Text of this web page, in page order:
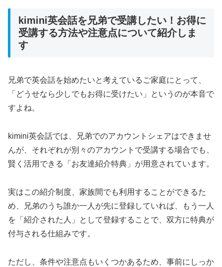
kimini英会話を兄弟で受講したい！お得に
受講する方法や注意点について紹介しま
す
兄弟で英会話を始めたいと考えているご家庭にとって、
「どうせなら少しでもお得に受けたい」というのが本音で
すよね。
kimini英会話では、兄弟でのアカウントシェアはできませ
んが、それぞれが別々のアカウントで受講する場合でも、
賢く活用できる「お友達紹介特典」が用意されています。
実はこの紹介制度、家族間でも利用することができるた
め、兄弟のうち誰か一人が先に登録していれば、もう一人
を「紹介された人」として登録することで、双方に特典が
付与される仕組みです。
ただし、条件や注意点もいくつかあるため、事前にしっか